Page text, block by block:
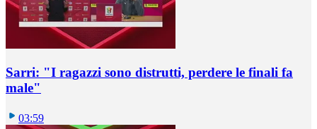
Sarri: "I ragazzi sono distrutti, perdere le finali fa
male"
03:59